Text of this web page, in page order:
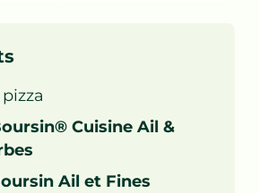
Cuisine Ail &
Ail et Fines